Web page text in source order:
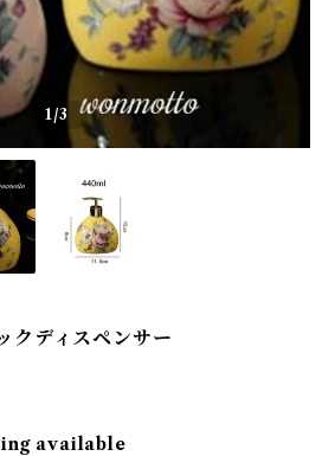
1/3
クディスペンサー
available